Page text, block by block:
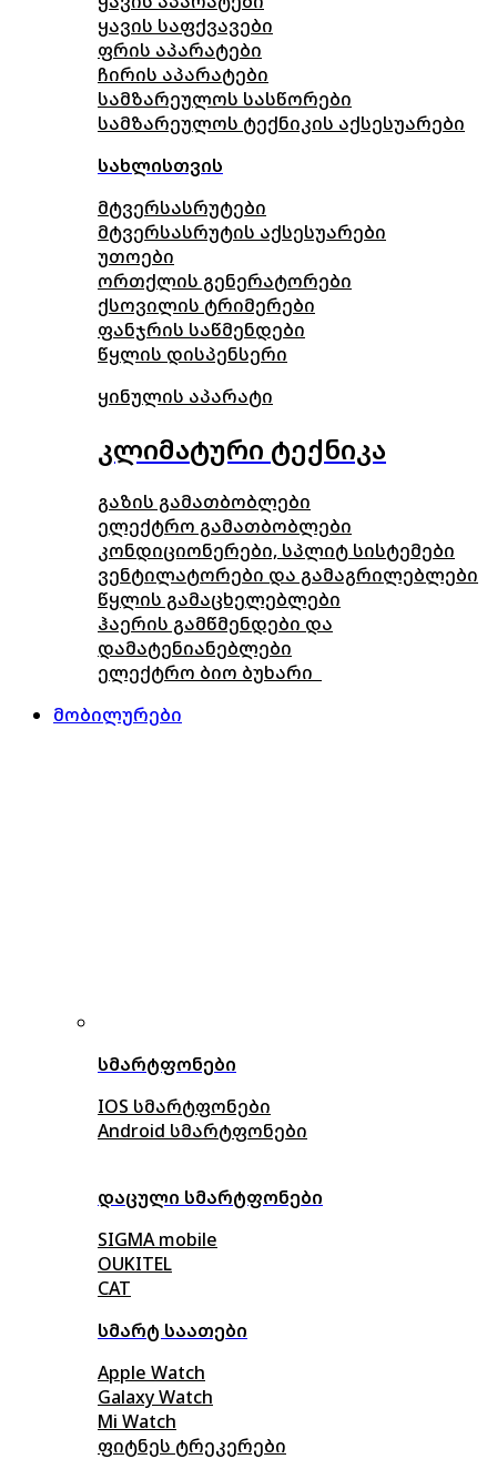
ყავის საფქვავები
ფრის აპარატები
ჩირის აპარატები
სამზარეულოს სასწორები
სამზარეულოს ტექნიკის აქსესუარები
სახლისთვის
მტვერსასრუტები
მტვერსასრუტის აქსესუარები
უთოები
ორთქლის გენერატორები
ქსოვილის ტრიმერები
ფანჯრის საწმენდები
წყლის დისპენსერი
ყინულის აპარატი
კლიმატური ტექნიკა
გაზის გამათბობლები
ელექტრო გამათბობლები
კონდიციონერები, სპლიტ სისტემები
ვენტილატორები და გამაგრილებლები
წყლის გამაცხელებლები
ჰაერის გამწმენდები და
დამატენიანებლები
ელექტრო ბიო ბუხარი
მობილურები
სმარტფონები
IOS სმარტფონები
Android სმარტფონები
დაცული სმარტფონები
SIGMA mobile
OUKITEL
CAT
სმარტ საათები
Apple Watch
Galaxy Watch
Mi Watch
ფიტნეს ტრეკერები